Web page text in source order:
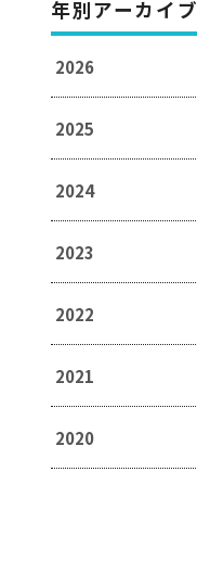
年別アーカイブ
2026
2025
2024
2023
2022
2021
2020